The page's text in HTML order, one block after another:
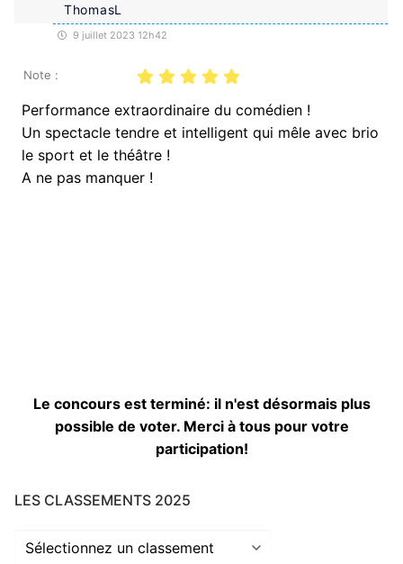
ThomasL
9 juillet 2023 12h42
Note :
Performance extraordinaire du comédien !
Un spectacle tendre et intelligent qui mêle avec brio
le sport et le théâtre !
A ne pas manquer !
Le concours est terminé: il n'est désormais plus
possible de voter. Merci à tous pour votre
participation!
LES CLASSEMENTS 2025
Les